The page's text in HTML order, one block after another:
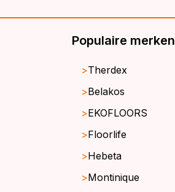
Populaire merken
Therdex
Belakos
EKOFLOORS
Floorlife
Hebeta
Montinique